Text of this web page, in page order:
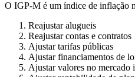
O IGP-M é um índice de inflação
Reajustar alugueis
Reajustar contas e contratos
Ajustar tarifas públicas
Ajustar financiamentos de
Ajustar valores no mercado